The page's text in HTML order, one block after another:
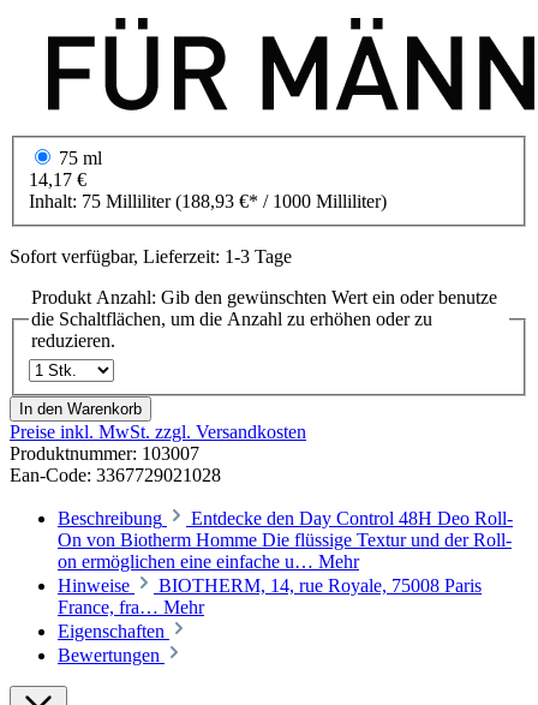
75 ml
14,17 €
Inhalt: 75 Milliliter(188,93 €* / 1000 Milliliter)
Sofort verfügbar, Lieferzeit: 1-3 Tage
Produkt Anzahl: Gib den gewünschten Wert ein oder benutze
die Schaltflächen, um die Anzahl zu erhöhen oder zu
reduzieren.
In den Warenkorb
Preise inkl. MwSt. zzgl. Versandkosten
Produktnummer: 103007
Ean-Code: 3367729021028
Beschreibung
Entdecke den Day Control 48H Deo Roll-
On von Biotherm Homme Die flüssige Textur und der Roll-
on ermöglichen eine einfache u… Mehr
Hinweise
BIOTHERM, 14, rue Royale, 75008 Paris
France, fra… Mehr
Eigenschaften
Bewertungen